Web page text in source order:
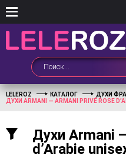
LELEROZ КАТАЛОГ ДУХИ
ДУХИ ARMANI — ARMANI PRIVÉ ROSE
Духи Armani
d’Arabie